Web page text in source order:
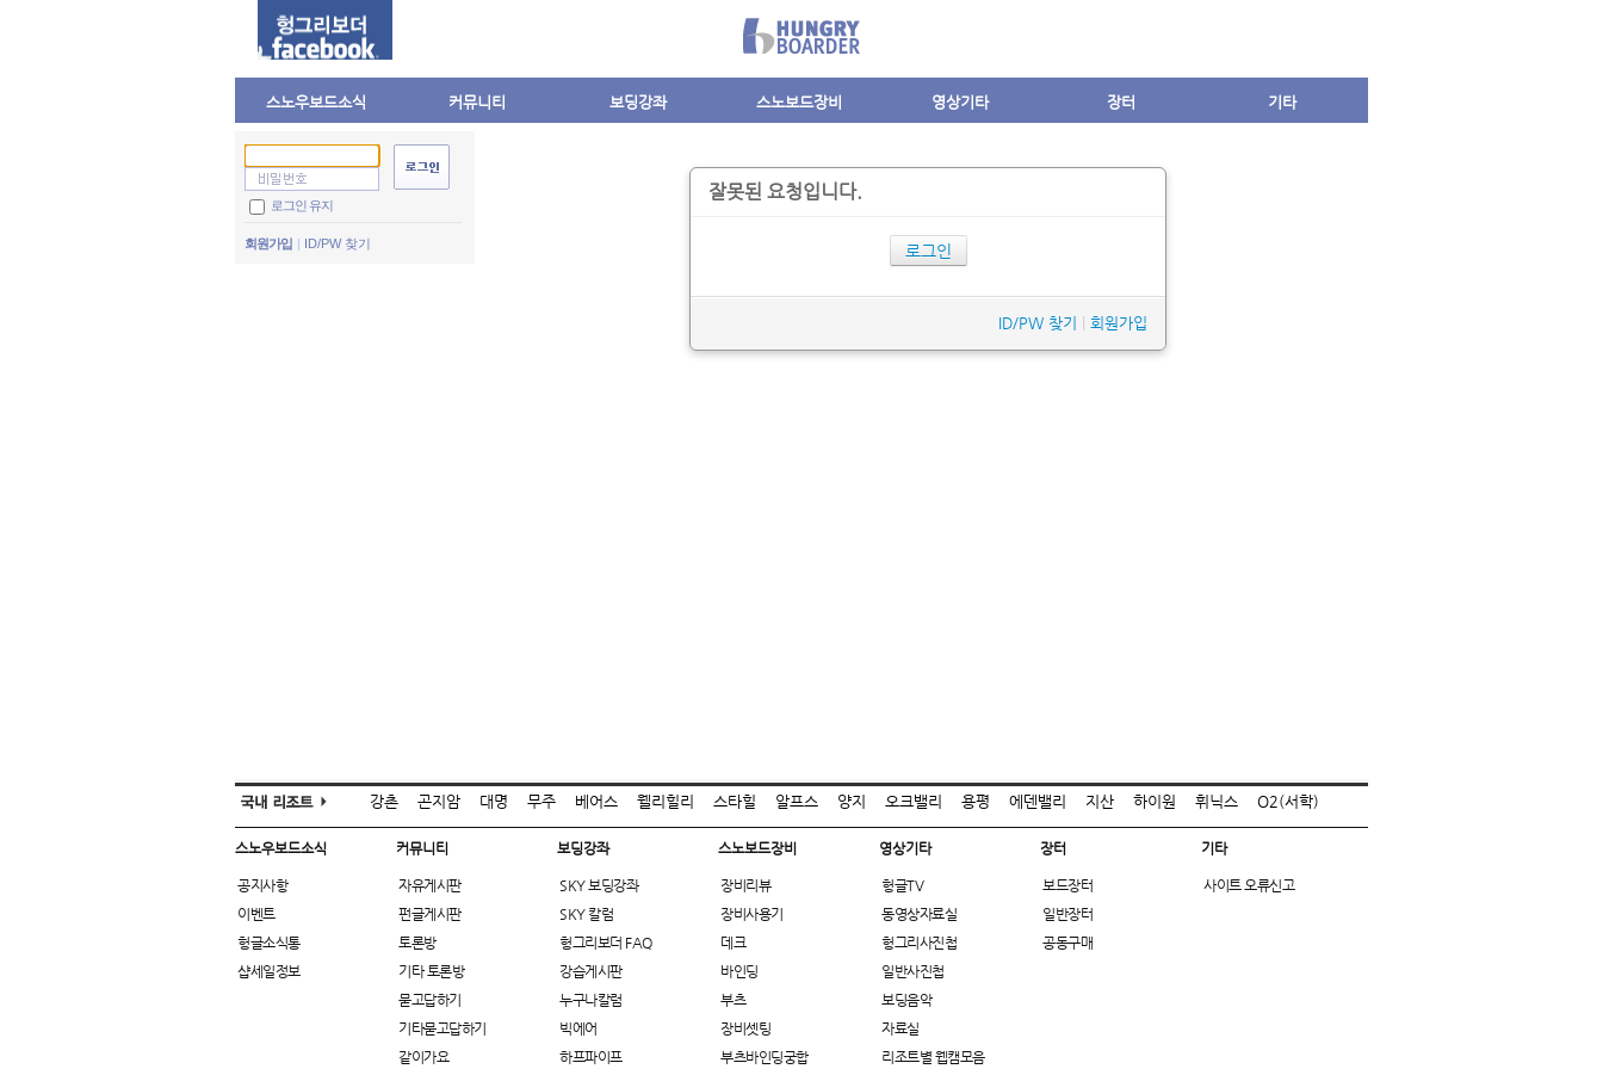
스노우보드소식 커뮤니티 보딩강좌 스노보드장비 영상기타 장터 기타
로그인 유지
회원가입 ID/PW 찾기
잘못된 요청입니다.
로그인
ID/PW 찾기 회원가입
강촌 곤지암 대명 무주 베어스 웰리힐리 스타힐 알프스 양지 오크밸리 용평 에덴밸리 지산 하이원 휘닉스 O2(서학)
스노우보드소식
공지사항
이벤트
헝글소식통
샵세일정보
커뮤니티
자유게시판
펀글게시판
토론방
기타 토론방
묻고답하기
기타묻고답하기
같이가요
보딩강좌
SKY 보딩강좌
SKY 칼럼
헝그리보더 FAQ
강습게시판
누구나칼럼
빅에어
하프파이프
스노보드장비
장비리뷰
장비사용기
데크
바인딩
부츠
장비셋팅
부츠바인딩궁합
영상기타
헝글TV
동영상자료실
헝그리사진첩
일반사진첩
보딩음악
자료실
리조트별 웹캠모음
장터
보드장터
일반장터
공동구매
기타
사이트 오류신고